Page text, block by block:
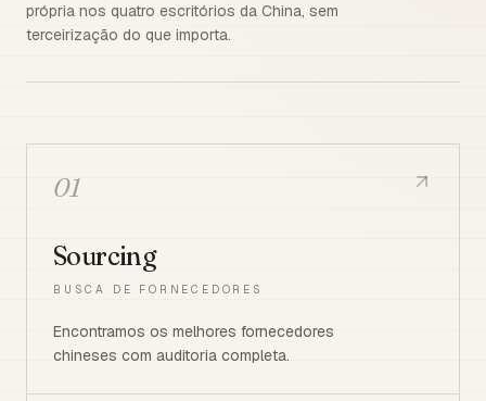
própria nos quatro escritórios da China, sem
terceirização do que importa.
01
Sourcing
BUSCA DE FORNECEDORES
Encontramos os melhores fornecedores
chineses com auditoria completa.